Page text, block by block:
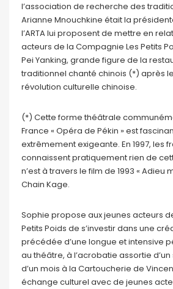
l’association de recherche des
Arianne Mnouchkine était la
l’ARTA lui proposent de mettre en
acteurs de la Compagnie Les Petits
Pei Yanking, grande figure de la
traditionnel chanté chinois (*) après
révolution culturelle chinoise.
(*) Cette forme théâtrale
France « Opéra de Pékin » est
extrêmement exigeante. En 1997, les
connaissent pratiquement rien de
n’est à travers le film de 1993 « Adieu
Chain Kage.
Sophie propose aux jeunes acteurs
Petits Poids de s’investir dans une
précédée d’une longue et intensive
au théâtre, à l’acrobatie assortie
d’un mois à la Cartoucherie de
échange culturel avec de jeunes